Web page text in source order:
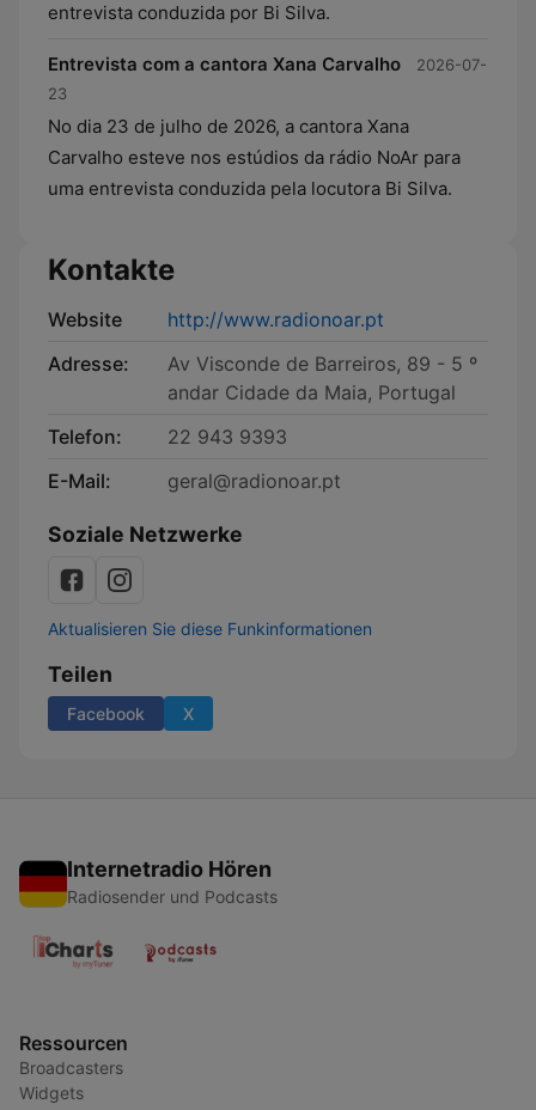
entrevista conduzida por Bi Silva.
Entrevista com a cantora Xana Carvalho
2026-07-
23
No dia 23 de julho de 2026, a cantora Xana
Carvalho esteve nos estúdios da rádio NoAr para
uma entrevista conduzida pela locutora Bi Silva.
Kontakte
Website
http://www.radionoar.pt
Adresse:
Av Visconde de Barreiros, 89 - 5 º
andar Cidade da Maia, Portugal
Telefon:
22 943 9393
E-Mail:
geral@radionoar.pt
Soziale Netzwerke
Aktualisieren Sie diese Funkinformationen
Teilen
Facebook X
Internetradio Hören
Radiosender und Podcasts
Ressourcen
Broadcasters
Widgets